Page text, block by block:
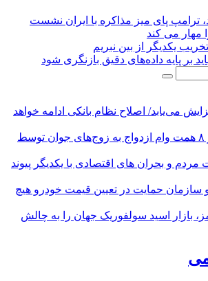
می‌یابد/ اصلاح نظام بانکی ادامه خواهد
پرداخت بیش از ۸ همت وام ازدواج به زوج‌های جوان توسط
و بحران های اقتصادی با یکدیگر پیوند
سازمان حمایت در تعیین قیمت خودرو هیچ
بازار اسید سولفوریک جهان را به چالش